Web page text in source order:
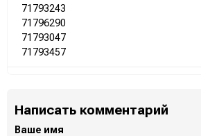
71793243
71796290
71793047
71793457
Написать комментарий
Ваше имя